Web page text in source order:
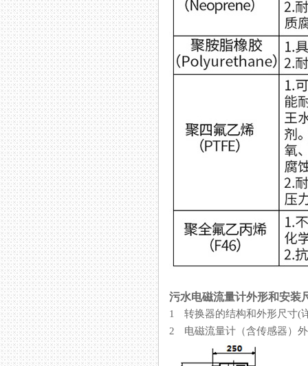
污水电磁流量计外形和安装
1 转换器的结构和外形尺寸(
2 电磁流量计（含传感器）